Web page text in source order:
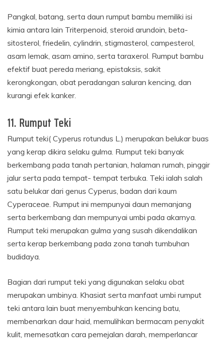
Pangkal, batang, serta daun rumput bambu memiliki isi
kimia antara lain Triterpenoid, steroid arundoin, beta-
sitosterol, friedelin, cylindrin, stigmasterol, campesterol,
asam lemak, asam amino, serta taraxerol. Rumput bambu
efektif buat pereda meriang, epistaksis, sakit
kerongkongan, obat peradangan saluran kencing, dan
kurangi efek kanker.
11. Rumput Teki
Rumput teki( Cyperus rotundus L.) merupakan belukar buas
yang kerap dikira selaku gulma. Rumput teki banyak
berkembang pada tanah pertanian, halaman rumah, pinggir
jalur serta pada tempat- tempat terbuka. Teki ialah salah
satu belukar dari genus Cyperus, badan dari kaum
Cyperaceae. Rumput ini mempunyai daun memanjang
serta berkembang dan mempunyai umbi pada akarnya.
Rumput teki merupakan gulma yang susah dikendalikan
serta kerap berkembang pada zona tanah tumbuhan
budidaya.
Bagian dari rumput teki yang digunakan selaku obat
merupakan umbinya. Khasiat serta manfaat umbi rumput
teki antara lain buat menyembuhkan kencing batu,
membenarkan daur haid, memulihkan bermacam penyakit
kulit, memesatkan cara pemejalan darah, memperlancar